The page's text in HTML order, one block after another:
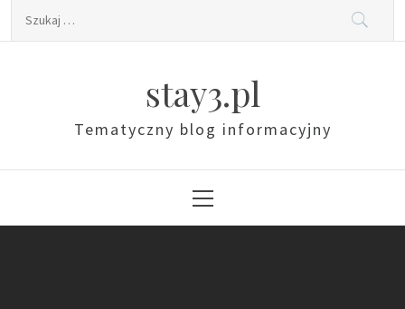
Szukaj:
stay3.pl
Tematyczny blog informacyjny
Menu